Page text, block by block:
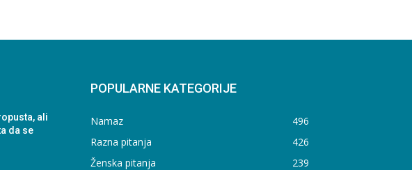
ali
da se
POPULARNE KATEGORIJE
Namaz
496
Razna pitanja
426
Ženska pitanja
239